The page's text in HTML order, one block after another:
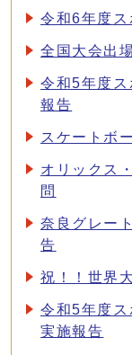
令和6年度
全国大会出
令和5年度
報告
スケートボ
オリックス
問
奈良グレー
告
祝！！世界
令和5年度
実施報告